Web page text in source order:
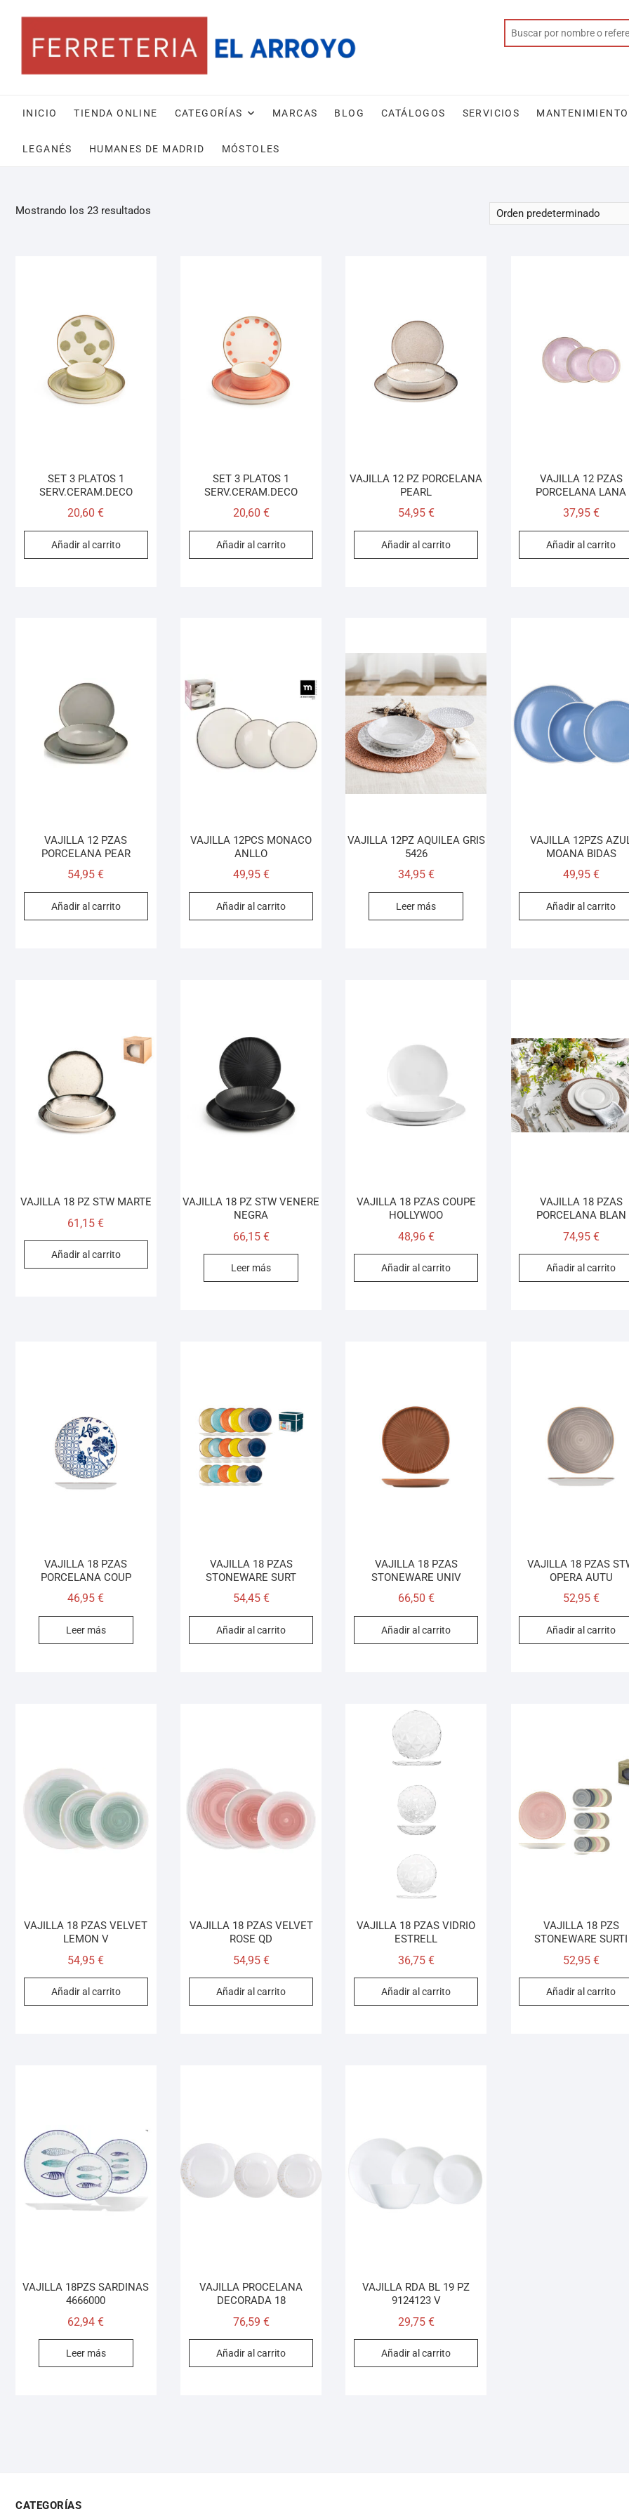
INICIO TIENDA ONLINE CATEGORÍAS MARCAS BLOG CATÁLOGOS SERVICIOS
LEGANÉS HUMANES DE MADRID MÓSTOLES
Mostrando los 23 resultados
SET 3 PLATOS 1
SERV.CERAM.DECO
20,60€
Añadir al carrito
SET 3 PLATOS 1
SERV.CERAM.DECO
20,60 €
Añadir al carrito
VAJILLA 12 PZ PORCELANA
PEARL
54,95 €
Añadir al carrito
VAJILLA 12 PZAS
PORCELANA LANA
37,95 €
Añadir al carrito
VAJILLA 12 PZAS
PORCELANA PEAR
54,95€
Añadir al carrito
VAJILLA 12PCS MONACO
ANLLO
49,95 €
Añadir al carrito
VAJILLA 12PZ AQUILEA GRIS
5426
34,95 €
Leer más
VAJILLA 12PZS
MOANA BIDAS
49,95 €
Añadir al carrito
VAJILLA 18 PZ STW MARTE
61,15€
Añadir al carrito
VAJILLA 18 PZ STW VENERE
NEGRA
66,15 €
Leer más
VAJILLA 18 PZAS COUPE
HOLLYWOO
48,96 €
Añadir al carrito
VAJILLA 18 PZAS
PORCELANA BLAN
74,95 €
Añadir al carrito
VAJILLA 18 PZAS
PORCELANA COUP
46,95€
Leer más
VAJILLA 18 PZAS
STONEWARE SURT
54,45 €
Añadir al carrito
VAJILLA 18 PZAS
STONEWARE UNIV
66,50 €
Añadir al carrito
VAJILLA 18 PZAS
OPERA AUTU
52,95 €
Añadir al carrito
VAJILLA 18 PZAS VELVET
LEMON V
54,95€
Añadir al carrito
VAJILLA 18 PZAS VELVET
ROSE QD
54,95 €
Añadir al carrito
VAJILLA 18 PZAS VIDRIO
ESTRELL
36,75 €
Añadir al carrito
VAJILLA 18 PZS
STONEWARE SURTI
52,95 €
Añadir al carrito
VAJILLA 18PZS SARDINAS
4666000
62,94€
Leer más
VAJILLA PROCELANA
DECORADA 18
76,59 €
Añadir al carrito
VAJILLA RDA BL 19 PZ
9124123 V
29,75 €
Añadir al carrito
CATEGORÍAS